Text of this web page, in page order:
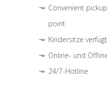
Convenient
point
Kindersitze
Online- und
24/7-Hotline